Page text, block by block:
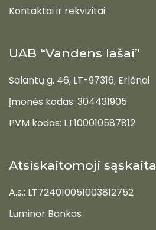
UAB “Vandens lašai”
Salantų g. 46, LT-97316, Erlėnai
Įmonės kodas: 304431905
PVM kodas: LT100010587812
Atsiskaitomoji sąskaita
A.s.: LT724010051003812752
Luminor Bankas
Kontaktai ir rekvizitai